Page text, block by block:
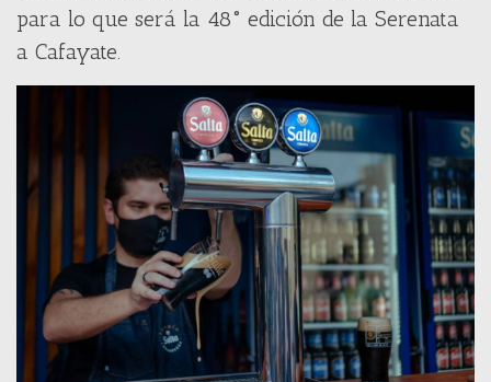
para lo que será la 48° edición de la Serenata
a Cafayate.